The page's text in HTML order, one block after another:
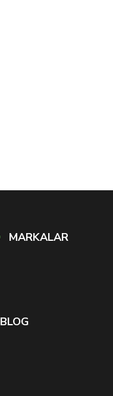
MARKALAR
BLOG